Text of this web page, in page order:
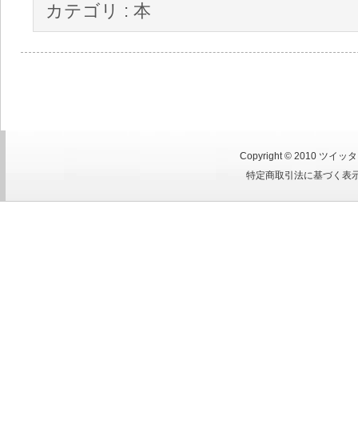
カテゴリ : 本
Copyright © 2010 ツイッ
特定商取引法に基づく表